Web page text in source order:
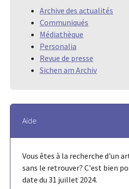
Archive des actualités
Communiqués
Médiathèque
Personalia
Revue de presse
Sichen am Archiv
Aide
Vous êtes à la recherche d'un
sans le retrouver? C'est bien
date du 31 juillet 2024.